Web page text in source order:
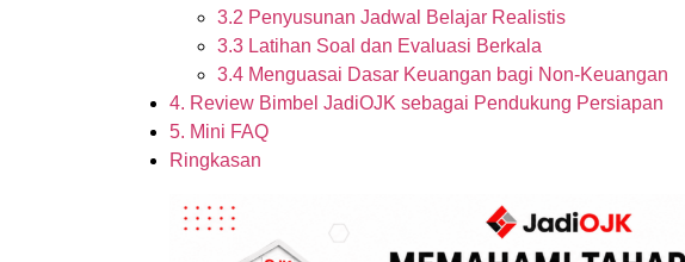
3.2 Penyusunan Jadwal Belajar Realistis
3.3 Latihan Soal dan Evaluasi Berkala
3.4 Menguasai Dasar Keuangan bagi Non-Keuangan
4. Review Bimbel JadiOJK sebagai Pendukung Persiapan
5. Mini FAQ
Ringkasan